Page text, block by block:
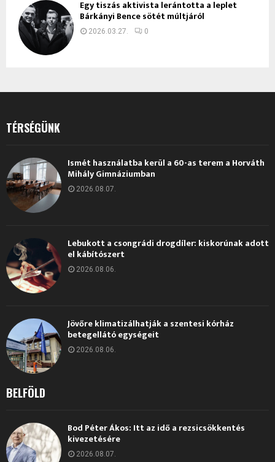
Egy tiszás aktivista lerántotta a leplet
Bárkányi Bence sötét múltjáról
2026.03.27. 0
TÉRSÉGÜNK
Ismét használatba kerül a 60-as terem a Horváth
Mihály Gimnáziumban
2026.08.07.
Lebukott a csongrádi drogdíler: kiskorúnak adott
el kábítószert
2026.08.06.
Jövőre klimatizálhatják a szentesi kórház
betegellátó egységeit
2026.08.06.
BELFÖLD
Bod Péter Ákos: Itt az idő a rezsicsökkentés
kivezetésére
2026.08.07.